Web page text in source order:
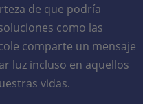
de que podría
como las
comparte un mensaje
luz incluso en aquellos
vidas.